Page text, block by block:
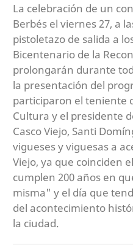
La celebración de un
Berbés el viernes 27, a
pistoletazo de salida a
Bicentenario de la
prolongarán durante
la presentación del
participaron el teniente
Cultura y el presidente
Casco Viejo, Santi
vigueses y viguesas a
Viejo, ya que coinciden
cumplen 200 años en
misma" y el día que
del acontecimiento
la ciudad.